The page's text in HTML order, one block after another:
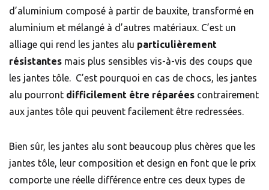
d’aluminium composé à partir de bauxite, transformé en
aluminium et mélangé à d’autres matériaux. C’est un
alliage qui rend les jantes alu particulièrement
résistantes mais plus sensibles vis-à-vis des coups que
les jantes tôle.
C’est pourquoi en cas de chocs, les jantes
alu pourront difficilement être réparées contrairement
aux jantes tôle qui peuvent facilement être redressées.
Bien sûr, les jantes alu sont beaucoup plus chères que les
jantes tôle, leur composition et design en font que le prix
comporte une réelle différence entre ces deux types de